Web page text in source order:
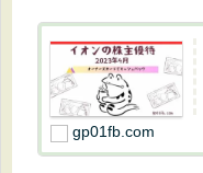
gp01fb.com